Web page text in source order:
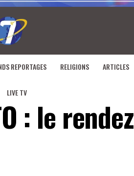
REPORTAGES RELIGIONS ARTICLES
LIVE TV
: le rendez